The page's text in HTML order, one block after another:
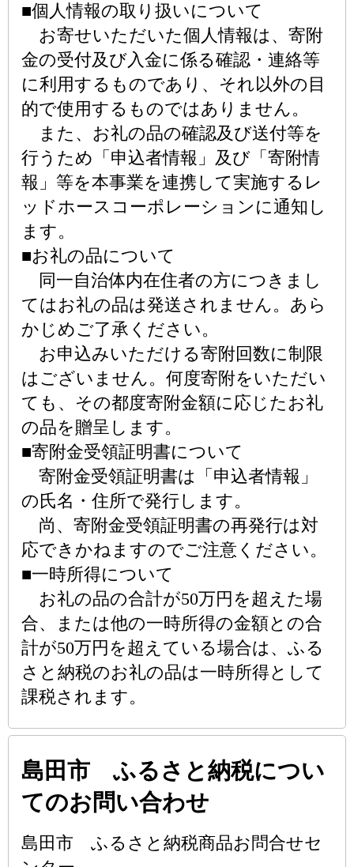
■個人情報の取り扱いについて
お寄せいただいた個人情報は、寄附
金の受付及び入金に係る確認・連絡等
に利用するものであり、それ以外の目
的で使用するものではありません。
また、お礼の品の確認及び送付等を
行うため「申込者情報」及び「寄附情
報」等を本事業を連携して実施するレ
ッドホースコーポレーションに通知し
ます。
■お礼の品について
同一自治体内在住者の方につきまし
てはお礼の品は発送されません。あら
かじめご了承ください。
お申込みいただける寄附回数に制限
はございません。何度寄附をいただい
ても、その都度寄附金額に応じたお礼
の品を贈呈します。
■寄附金受領証明書について
寄附金受領証明書は「申込者情報」
の氏名・住所で発行します。
尚、寄附金受領証明書の再発行は対
応できかねますのでご注意ください。
■一時所得について
お礼の品の合計が50万円を超えた場
合、または他の一時所得の金額との合
計が50万円を超えている場合は、ふる
さと納税のお礼の品は一時所得として
課税されます。
島田市 ふるさと納税につい
てのお問い合わせ
島田市 ふるさと納税商品お問合せセ